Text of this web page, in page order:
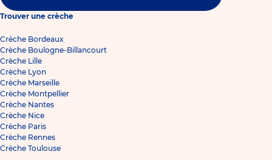
Trouver une crèche
Crèche Bordeaux
Crèche Boulogne-Billancourt
Crèche Lille
Crèche Lyon
Crèche Marseille
Crèche Montpellier
Crèche Nantes
Crèche Nice
Crèche Paris
Crèche Rennes
Crèche Toulouse